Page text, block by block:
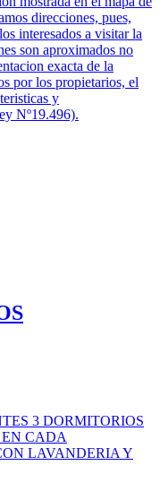
direcciones, pues,
interesados a visitar la
son aproximados no
exacta de la
por los propietarios, el
y
Nº19.496).
3 DORMITORIOS
CADA
LAVANDERIA Y